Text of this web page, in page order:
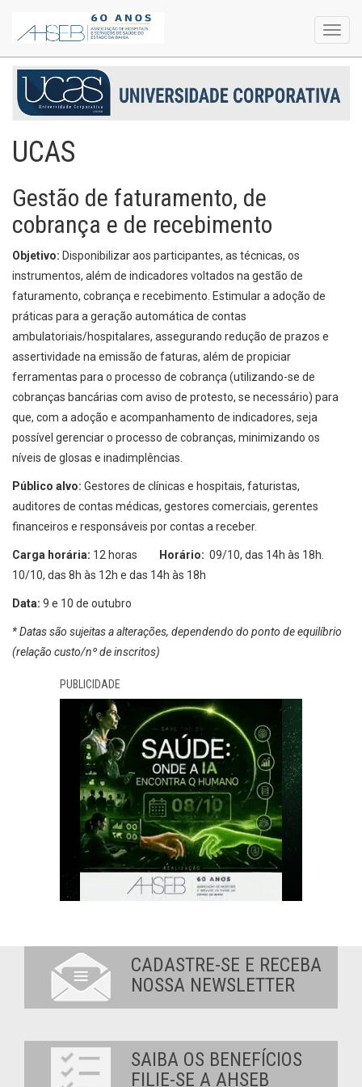
UCAS
Gestão de faturamento, de
cobrança e de recebimento
Objetivo: Disponibilizar aos participantes, as técnicas, os
instrumentos, além de indicadores voltados na gestão de
faturamento, cobrança e recebimento. Estimular a adoção de
práticas para a geração automática de contas
ambulatoriais/hospitalares, assegurando redução de prazos e
assertividade na emissão de faturas, além de propiciar
ferramentas para o processo de cobrança (utilizando-se de
cobranças bancárias com aviso de protesto, se necessário) para
que, com a adoção e acompanhamento de indicadores, seja
possível gerenciar o processo de cobranças, minimizando os
níveis de glosas e inadimplências.
Público alvo: Gestores de clínicas e hospitais, faturistas,
auditores de contas médicas, gestores comerciais, gerentes
financeiros e responsáveis por contas a receber.
Carga horária: 12 horas Horário: 09/10, das 14h às 18h.
10/10, das 8h às 12h e das 14h às 18h
Data: 9 e 10 de outubro
* Datas são sujeitas a alterações, dependendo do ponto de equilíbrio
(relação custo/nº de inscritos)
PUBLICIDADE
CADASTRE-SE E RECEBA
NOSSA NEWSLETTER
SAIBA OS BENEFÍCIOS
FILIE-SE A AHSEB